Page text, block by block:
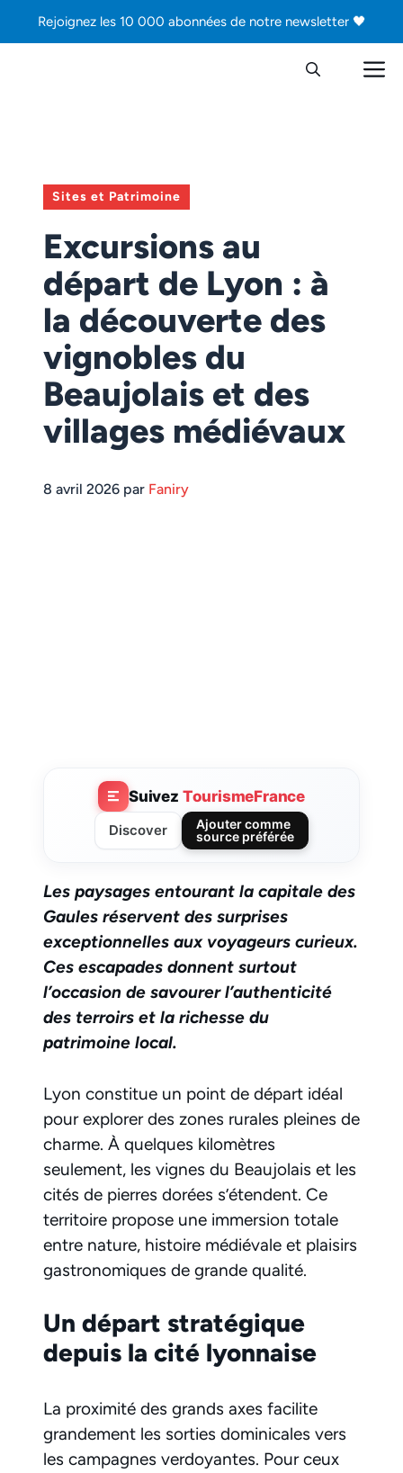
Rejoignez les 10 000 abonnées de notre newsletter 🖤
Sites et Patrimoine
Excursions au
départ de Lyon : à
la découverte des
vignobles du
Beaujolais et des
villages médiévaux
8 avril 2026 par Faniry
Suivez TourismeFrance
Discover
Ajouter comme
source préférée
Les paysages entourant la capitale des
Gaules réservent des surprises
exceptionnelles aux voyageurs curieux.
Ces escapades donnent surtout
l’occasion de savourer l’authenticité
des terroirs et la richesse du
patrimoine local.
Lyon constitue un point de départ idéal
pour explorer des zones rurales pleines de
charme. À quelques kilomètres
seulement, les vignes du Beaujolais et les
cités de pierres dorées s’étendent. Ce
territoire propose une immersion totale
entre nature, histoire médiévale et plaisirs
gastronomiques de grande qualité.
Un départ stratégique
depuis la cité lyonnaise
La proximité des grands axes facilite
grandement les sorties dominicales vers
les campagnes verdoyantes. Pour ceux